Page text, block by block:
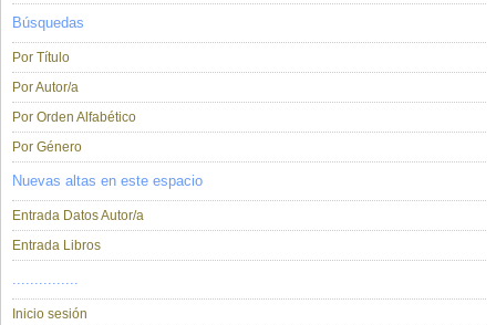
Búsquedas
Por Título
Por Autor/a
Por Orden Alfabético
Por Género
Nuevas altas en este espacio
Entrada Datos Autor/a
Entrada Libros
...............
Inicio sesión